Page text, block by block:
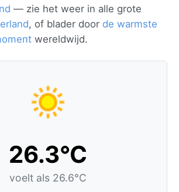
— zie het weer in alle grote
, of blader door de warmste
wereldwijd.
26.3°C
voelt als 26.6°C